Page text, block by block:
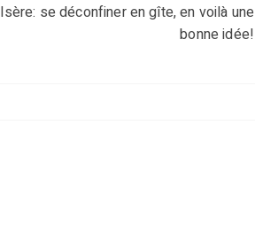
Isère: se déconfiner en gîte, en voilà une
bonne idée!